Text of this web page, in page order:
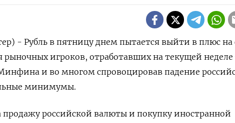
- Рубль в пятницу днем пытается выйти в плюс на
рыночных игроков, отработавших на текущей
и во многом спровоцировав падение
минимумы.
российской валюты и покупку иностранной